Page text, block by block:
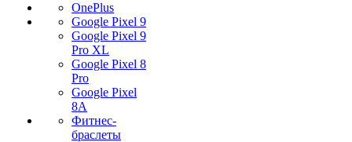
OnePlus
Google Pixel 9
Google Pixel 9
Pro XL
Google Pixel 8
Pro
Google Pixel
8A
Фитнес-
браслеты